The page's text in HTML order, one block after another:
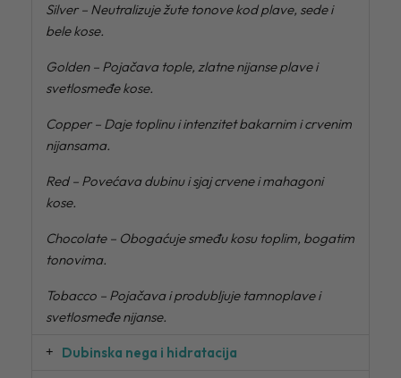
Silver – Neutralizuje žute tonove kod plave, sede i
bele kose.
Golden – Pojačava tople, zlatne nijanse plave i
svetlosmeđe kose.
Copper – Daje toplinu i intenzitet bakarnim i crvenim
nijansama.
Red – Povećava dubinu i sjaj crvene i mahagoni
kose.
Chocolate – Obogaćuje smeđu kosu toplim, bogatim
tonovima.
Tobacco – Pojačava i produbljuje tamnoplave i
svetlosmeđe nijanse.
Dubinska nega i hidratacija